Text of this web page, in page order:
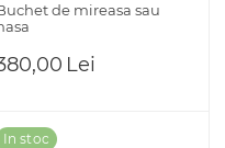
de mireasa sau
Lei
In stoc